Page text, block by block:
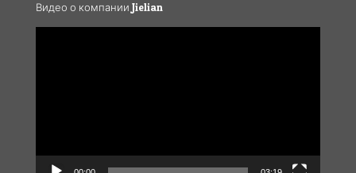
Видео о компании Jielian